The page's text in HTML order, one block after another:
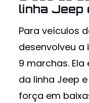
linha Jeep
Para veículos
desenvolveu a
9 marchas.
da linha Jeep
força em